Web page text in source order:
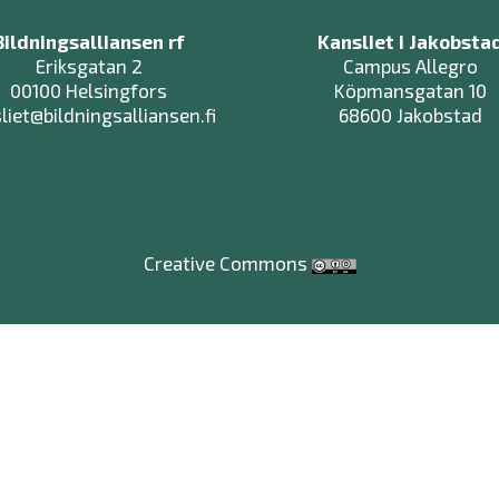
rf
Eriksgatan 2
00100 Helsingfors
Kansliet i
Campus Allegro
Köpmansgatan 10
68600 Jakobstad
Creative Commons